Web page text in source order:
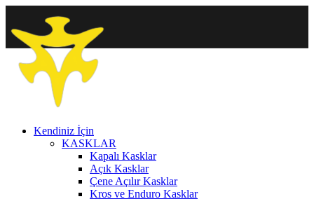
Kendiniz İçin
KASKLAR
Kapalı Kasklar
Açık Kasklar
Çene Açılır Kasklar
Kros ve Enduro Kasklar